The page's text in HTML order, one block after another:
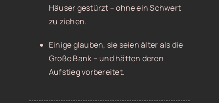
Häuser gestürzt – ohne ein Schwert
zu ziehen.
Einige glauben, sie seien älter als die
Große Bank – und hätten deren
Aufstieg vorbereitet.